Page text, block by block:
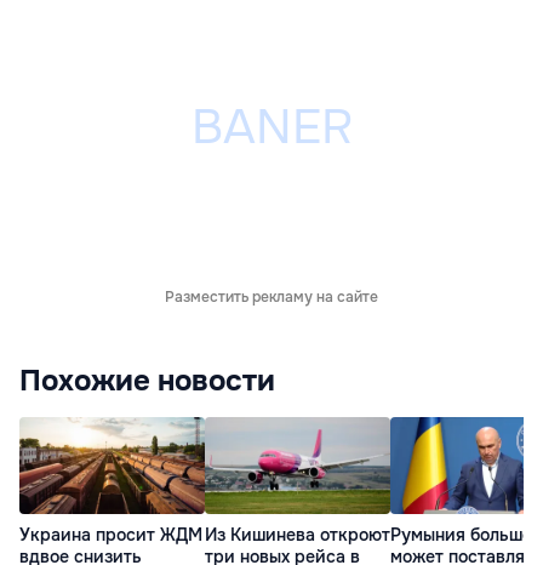
Разместить рекламу на сайте
Похожие новости
Украина просит ЖДМ
вдвое снизить
Из Кишинева откроют
три новых рейса в
Румыния больше
может поставлять